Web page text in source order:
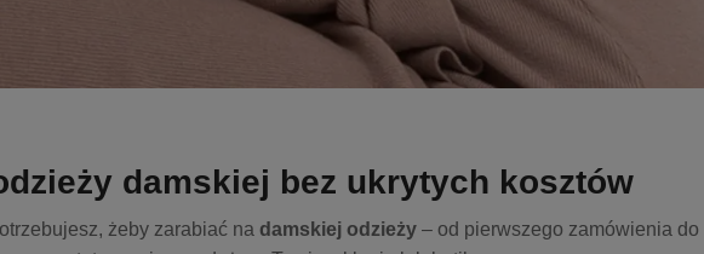
damskiej bez ukrytych kosztów
żeby zarabiać na damskiej odzieży – od pierwszego zamówienia do